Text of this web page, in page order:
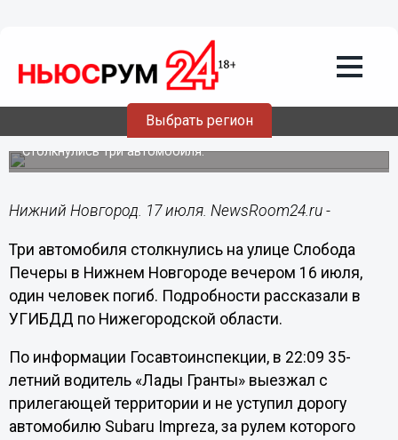
Выбрать регион
17.07.202309:31
Появились подробности смертельного
ДТП с такси на Гребном канале
Столкнулись три автомобиля.
Нижний Новгород. 17 июля. NewsRoom24.ru -
Три автомобиля столкнулись на улице Слобода
Печеры в Нижнем Новгороде вечером 16 июля,
один человек погиб. Подробности рассказали в
УГИБДД по Нижегородской области.
По информации Госавтоинспекции, в 22:09 35-
летний водитель «Лады Гранты» выезжал с
прилегающей территории и не уступил дорогу
автомобилю Subaru Impreza, за рулем которого